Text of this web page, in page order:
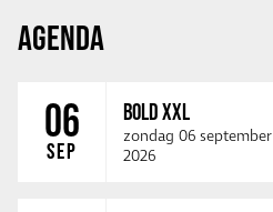
AGENDA
06
SEP
BOLD XXL
zondag 06 september
2026